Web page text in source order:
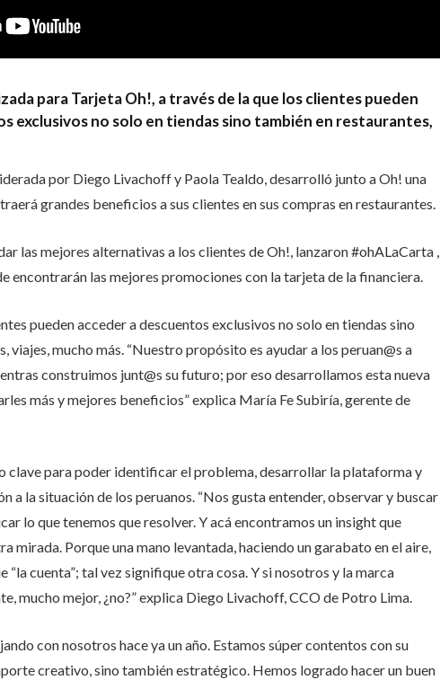
para Tarjeta Oh!, a través de la que los clientes pueden
exclusivos no solo en tiendas sino también en restaurantes,
por Diego Livachoff y Paola Tealdo, desarrolló junto a Oh! una
grandes beneficios a sus clientes en sus compras en restaurantes.
las mejores alternativas a los clientes de Oh!, lanzaron #ohALaCarta ,
encontrarán las mejores promociones con la tarjeta de la financiera.
pueden acceder a descuentos exclusivos no solo en tiendas sino
viajes, mucho más. “Nuestro propósito es ayudar a los peruan@s a
construimos junt@s su futuro; por eso desarrollamos esta nueva
más y mejores beneficios” explica María Fe Subiría, gerente de
clave para poder identificar el problema, desarrollar la plataforma y
a la situación de los peruanos. “Nos gusta entender, observar y buscar
lo que tenemos que resolver. Y acá encontramos un insight que
mirada. Porque una mano levantada, haciendo un garabato en el aire,
“la cuenta”; tal vez signifique otra cosa. Y si nosotros y la marca
mucho mejor, ¿no?” explica Diego Livachoff, CCO de Potro Lima.
con nosotros hace ya un año. Estamos súper contentos con su
creativo, sino también estratégico. Hemos logrado hacer un buen